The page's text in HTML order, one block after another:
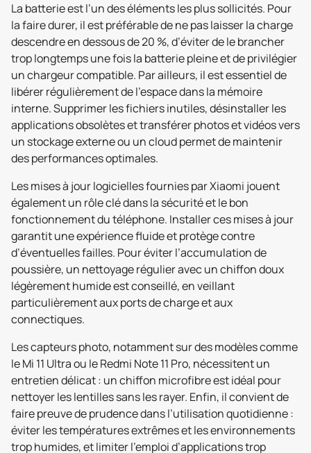
La batterie est l’un des éléments les plus sollicités. Pour
la faire durer, il est préférable de ne pas laisser la charge
descendre en dessous de 20 %, d’éviter de le brancher
trop longtemps une fois la batterie pleine et de privilégier
un chargeur compatible. Par ailleurs, il est essentiel de
libérer régulièrement de l’espace dans la mémoire
interne. Supprimer les fichiers inutiles, désinstaller les
applications obsolètes et transférer photos et vidéos vers
un stockage externe ou un cloud permet de maintenir
des performances optimales.
Les mises à jour logicielles fournies par Xiaomi jouent
également un rôle clé dans la sécurité et le bon
fonctionnement du téléphone. Installer ces mises à jour
garantit une expérience fluide et protège contre
d’éventuelles failles. Pour éviter l’accumulation de
poussière, un nettoyage régulier avec un chiffon doux
légèrement humide est conseillé, en veillant
particulièrement aux ports de charge et aux
connectiques.
Les capteurs photo, notamment sur des modèles comme
le Mi 11 Ultra ou le Redmi Note 11 Pro, nécessitent un
entretien délicat : un chiffon microfibre est idéal pour
nettoyer les lentilles sans les rayer. Enfin, il convient de
faire preuve de prudence dans l’utilisation quotidienne :
éviter les températures extrêmes et les environnements
trop humides, et limiter l’emploi d’applications trop